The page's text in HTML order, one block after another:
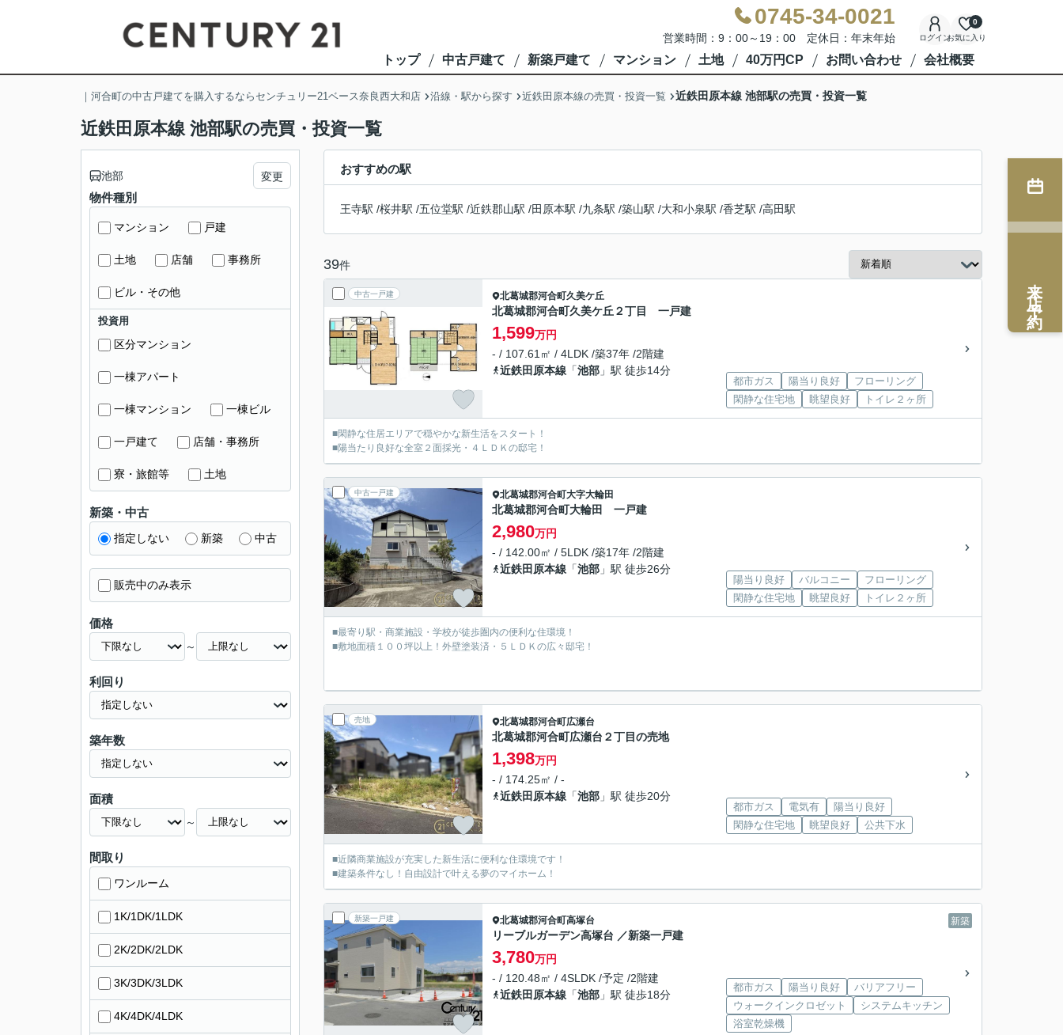
0745-34-0021
営業時間：9：00～19：00 定休日：年末年始 ログインお気に入り
0
トップ 中古戸建て 新築戸建て マンション 土地 40万円CP お問い合わせ 会社概要
｜河合町の中古戸建てを購入するならセンチュリー21ベース奈良西大和店 沿線・駅から探す 近鉄田原本線の売買・投資一覧 近鉄田原本線 池部駅の売買・投資一覧
近鉄田原本線 池部駅の売買・投資一覧
おすすめの駅
王寺駅 /桜井駅 /五位堂駅 /近鉄郡山駅 /田原本駅 /九条駅 /築山駅 /大和小泉駅 /香芝駅 /高田駅
39件
中古一戸建 北葛城郡河合町久美ケ丘
北葛城郡河合町久美ケ丘２丁目 一戸建
1,599万円
- / 107.61㎡ / 4LDK /築37年 /2階建
近鉄田原本線 「池部 」駅 徒歩14分
都市ガス 陽当り良好
フローリング
閑静な住宅地
眺望良好 トイレ２ヶ所
■閑静な住居エリアで穏やかな新生活をスタート！
■陽当たり良好な全室２面採光・４ＬＤＫの邸宅！
中古一戸建 北葛城郡河合町大字大輪田
北葛城郡河合町大輪田 一戸建
2,980万円
- / 142.00㎡ / 5LDK /築17年 /2階建
近鉄田原本線 「池部 」駅 徒歩26分
陽当り良好 バルコニー
フローリング
閑静な住宅地
眺望良好 トイレ２ヶ所
■最寄り駅・商業施設・学校が徒歩圏内の便利な住環境！
■敷地面積１００坪以上！外壁塗装済・５ＬＤＫの広々邸宅！
売地 北葛城郡河合町広瀬台
北葛城郡河合町広瀬台２丁目の売地
1,398万円
- / 174.25㎡ / -
近鉄田原本線 「池部 」駅 徒歩20分
都市ガス 電気有
陽当り良好
閑静な住宅地
眺望良好 公共下水
■近隣商業施設が充実した新生活に便利な住環境です！
■建築条件なし！自由設計で叶える夢のマイホーム！
新築一戸建 新築
北葛城郡河合町高塚台
リーブルガーデン高塚台 ／新築一戸建
3,780万円
- / 120.48㎡ / 4SLDK /予定 /2階建
近鉄田原本線 「池部 」駅 徒歩18分
都市ガス 陽当り良好
バリアフリー
ウォークインクロゼット
システムキッチン
浴室乾燥機
池部 変更
物件種別
マンション 戸建
土地 店舗 事務所
ビル・その他
投資用
区分マンション
一棟アパート
一棟マンション 一棟ビル
一戸建て 店舗・事務所
寮・旅館等 土地
新築・中古
指定しない 新築 中古
販売中のみ表示
価格
～
利回り
築年数
面積
～
間取り
ワンルーム
1K/1DK/1LDK
2K/2DK/2LDK
3K/3DK/3LDK
4K/4DK/4LDK
来店予約